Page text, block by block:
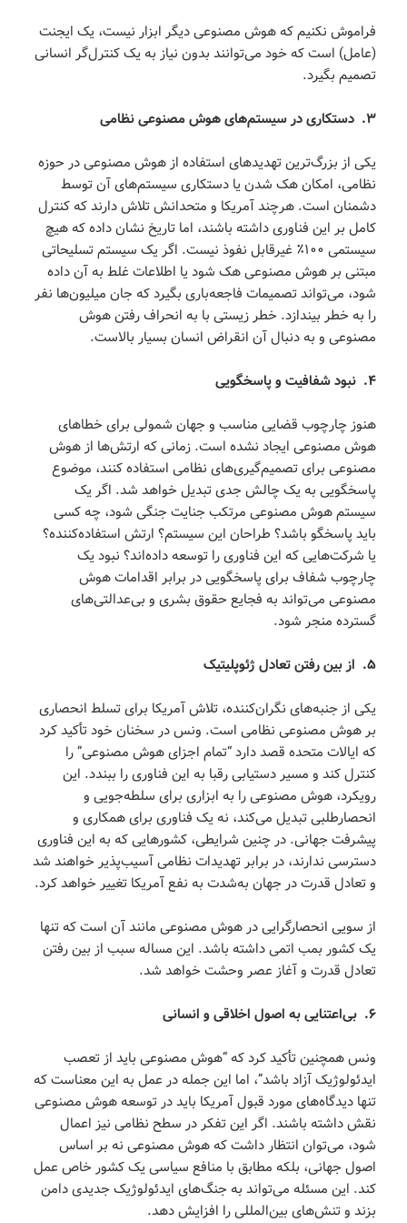
فراموش نکنیم که هوش مصنوعی دیگر ابزار نیست، یک ایجنت
(عامل) است که خود می‌توانند بدون نیاز به یک کنترل‌گر انسانی
تصمیم بگیرد.
۳.دستکاری در سیستم‌های هوش مصنوعی نظامی
یکی از بزرگ‌ترین تهدیدهای استفاده از هوش مصنوعی در حوزه
نظامی، امکان هک شدن یا دستکاری سیستم‌های آن توسط
دشمنان است. هرچند آمریکا و متحدانش تلاش دارند که کنترل
کامل بر این فناوری داشته باشند، اما تاریخ نشان داده که هیچ
سیستمی ۱۰۰٪ غیرقابل نفوذ نیست. اگر یک سیستم تسلیحاتی
مبتنی بر هوش مصنوعی هک شود یا اطلاعات غلط به آن داده
شود، می‌تواند تصمیمات فاجعه‌باری بگیرد که جان میلیون‌ها نفر
را به خطر بیندازد. خطر زیستی با به انحراف رفتن هوش
مصنوعی و به دنبال آن انقراض انسان بسیار بالاست.
۴.نبود شفافیت و پاسخگویی
هنوز چارچوب قضایی مناسب و جهان شمولی برای خطاهای
هوش مصنوعی ایجاد نشده است. زمانی که ارتش‌ها از هوش
مصنوعی برای تصمیم‌گیری‌های نظامی استفاده کنند، موضوع
پاسخگویی به یک چالش جدی تبدیل خواهد شد. اگر یک
سیستم هوش مصنوعی مرتکب جنایت جنگی شود، چه کسی
باید پاسخگو باشد؟ طراحان این سیستم؟ ارتش استفاده‌کننده؟
یا شرکت‌هایی که این فناوری را توسعه داده‌اند؟ نبود یک
چارچوب شفاف برای پاسخگویی در برابر اقدامات هوش
مصنوعی می‌تواند به فجایع حقوق بشری و بی‌عدالتی‌های
گسترده منجر شود.
۵. از بین رفتن تعادل ژئوپلیتیک
یکی از جنبه‌های نگران‌کننده، تلاش آمریکا برای تسلط انحصاری
بر هوش مصنوعی نظامی است. ونس در سخنان خود تأکید کرد
که ایالات متحده قصد دارد “تمام اجزای هوش مصنوعی” را
کنترل کند و مسیر دستیابی رقبا به این فناوری را ببندد. این
رویکرد، هوش مصنوعی را به ابزاری برای سلطه‌جویی و
انحصارطلبی تبدیل می‌کند، نه یک فناوری برای همکاری و
پیشرفت جهانی. در چنین شرایطی، کشورهایی که به این فناوری
دسترسی ندارند، در برابر تهدیدات نظامی آسیب‌پذیر خواهند شد
و تعادل قدرت در جهان به‌شدت به نفع آمریکا تغییر خواهد کرد.
از سویی انحصارگرایی در هوش مصنوعی مانند آن است که تنها
یک کشور بمب اتمی داشته باشد. این مساله سبب از بین رفتن
تعادل قدرت و آغاز عصر وحشت خواهد شد.
۶.بی‌اعتنایی به اصول اخلاقی و انسانی
ونس همچنین تأکید کرد که “هوش مصنوعی باید از تعصب
ایدئولوژیک آزاد باشد”، اما این جمله در عمل به این معناست که
تنها دیدگاه‌های مورد قبول آمریکا باید در توسعه هوش مصنوعی
نقش داشته باشند. اگر این تفکر در سطح نظامی نیز اعمال
شود، می‌توان انتظار داشت که هوش مصنوعی نه بر اساس
اصول جهانی، بلکه مطابق با منافع سیاسی یک کشور خاص عمل
کند. این مسئله می‌تواند به جنگ‌های ایدئولوژیک جدیدی دامن
بزند و تنش‌های بین‌المللی را افزایش دهد.